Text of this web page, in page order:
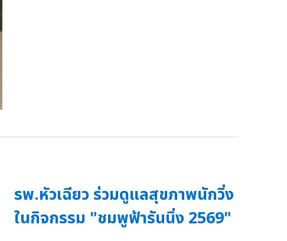
รพ.หัวเฉียว ร่วมดูแลสุขภาพนักวิ่ง
ในกิจกรรม "ชมพูฟ้ารันนิ่ง 2569"